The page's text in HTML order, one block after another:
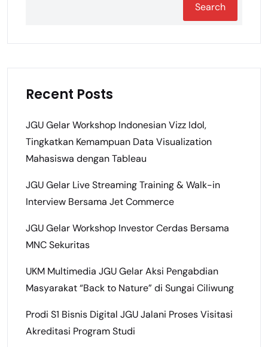
Search
Recent Posts
JGU Gelar Workshop Indonesian Vizz Idol,
Tingkatkan Kemampuan Data Visualization
Mahasiswa dengan Tableau
JGU Gelar Live Streaming Training & Walk-in
Interview Bersama Jet Commerce
JGU Gelar Workshop Investor Cerdas Bersama
MNC Sekuritas
UKM Multimedia JGU Gelar Aksi Pengabdian
Masyarakat “Back to Nature” di Sungai Ciliwung
Prodi S1 Bisnis Digital JGU Jalani Proses Visitasi
Akreditasi Program Studi